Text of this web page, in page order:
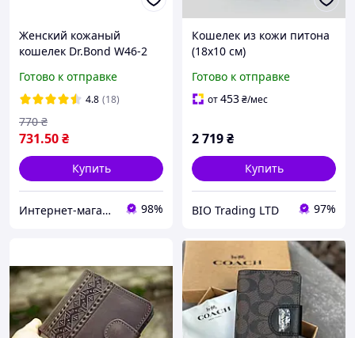
Женский кожаный
кошелек Dr.Bond W46-2
визитницей натуральная
кожа
Готово к отправке
4.8 (18)
731.50₴
770 ₴
Купить
Интернет-магазин "Хамелеон" 98%
Кошелек из кожи питона
(18х10 см)
Готово к отправке
от453₴/мес
2 719₴
Купить
BIO Trading LTD 97%